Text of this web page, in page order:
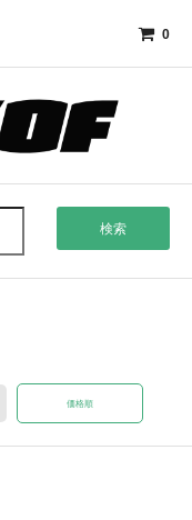
0
検索
価格順